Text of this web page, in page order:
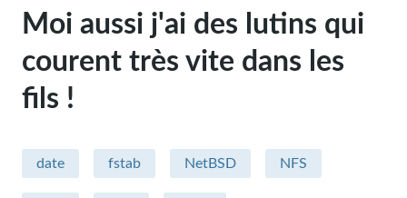
security
Moi aussi j'ai des lutins qui
courent très vite dans les
fils !
date fstab NetBSD NFS